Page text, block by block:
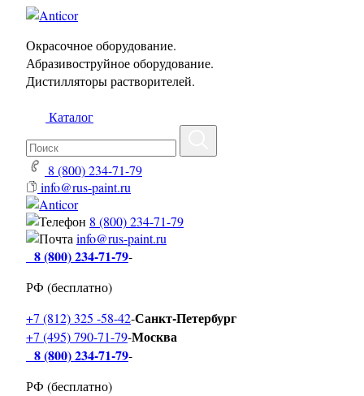
Окрасочное оборудование.
Абразивоструйное оборудование.
Дистилляторы растворителей.
Каталог
8 (800) 234-71-79
info@rus-paint.ru
8 (800) 234-71-79
info@rus-paint.ru
8 (800) 234-71-79-
РФ (бесплатно)
+7 (812) 325 -58-42-Санкт-Петербург
+7 (495) 790-71-79-Москва
8 (800) 234-71-79-
РФ (бесплатно)